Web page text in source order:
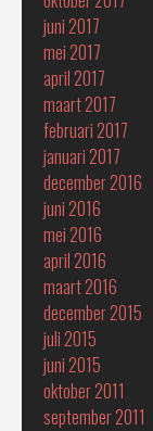
juni 2017
mei 2017
april 2017
maart 2017
februari 2017
januari 2017
december 2016
juni 2016
mei 2016
april 2016
maart 2016
december 2015
juli 2015
juni 2015
oktober 2011
september 2011